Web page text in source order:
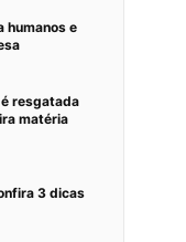
humanos e
resgatada
matéria
3 dicas